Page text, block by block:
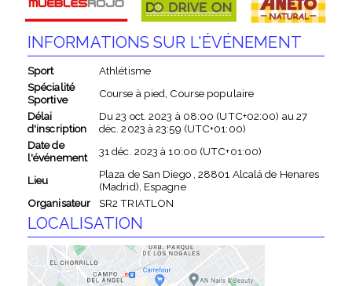
INFORMATIONS SUR L'ÉVÉNEMENT
Sport
Athlétisme
Spécialité
Sportive
Course à pied, Course populaire
Délai
d'inscription
Du23 oct. 2023 à 08:00 (UTC+02:00) au 27
déc. 2023 à23:59 (UTC+01:00)
Date de
l'événement
31 déc. 2023 à10:00 (UTC+01:00)
Lieu
Plaza de San Diego , 28801 Alcalá de Henares
(Madrid), Espagne
Organisateur
SR2 TRIATLON
LOCALISATION